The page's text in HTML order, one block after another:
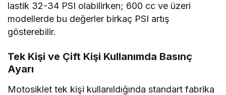
lastik 32-34 PSI olabilirken; 600 cc ve üzeri
modellerde bu değerler birkaç PSI artış
gösterebilir.
Tek Kişi ve Çift Kişi Kullanımda Basınç
Ayarı
Motosiklet tek kişi kullanıldığında standart fabrika